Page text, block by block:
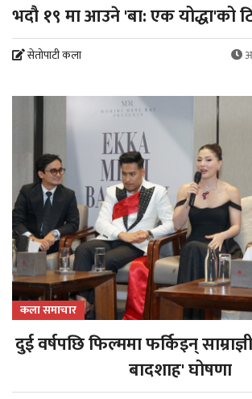
भदौ १९ मा आउने 'बा: एक योद्धा'को
सेतोपाटी कला
कला समाचार
दुई वर्षपछि फिल्ममा फर्किइन्
बादशाह' घोषणा